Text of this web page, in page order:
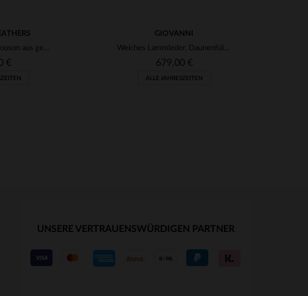
Lässig-eleganter Blouson aus gebranntem Suede-Leder für Herren.
€
VERFÜGBARE GRÖSSEN
GIOVANNI
Weiches Lammleder, Daunenfüllung: Der OSCAR AG NOIR von Giovanni.
679,00 €
ALLE JAHRESZEITEN
UNSERE VERTRAUENSWÜRDIGEN PARTNER